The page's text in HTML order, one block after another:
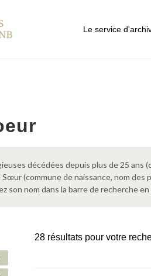
Le service
décédées depuis plus de 25 ans
(commune de naissance, nom des
son nom dans la barre de recherche
28 résultats pour votre